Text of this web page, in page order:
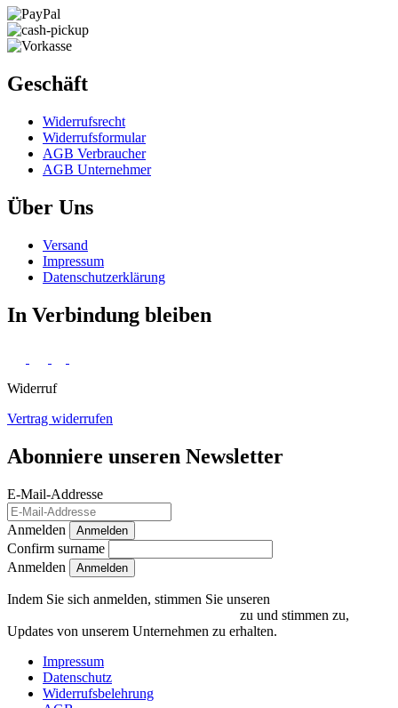
Geschäft
Widerrufs­recht
Widerrufs­formular
AGB Verbraucher
AGB Unternehmer
Über Uns
Versand
Impressum
Daten­schutz­erklärung
In Verbindung bleiben
Widerruf
Vertrag widerrufen
Abonniere unseren Newsletter
E-Mail-Addresse
Anmelden Anmelden
Confirm surname
Anmelden
Indem Sie sich anmelden, stimmen Sie unseren
zu und stimmen zu,
Updates von unserem Unternehmen zu erhalten.
Impressum
Datenschutz
Widerrufsbelehrung